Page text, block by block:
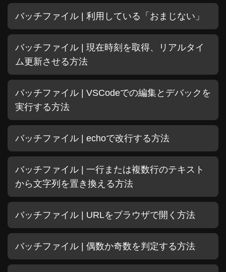
バッチファイル | 利用している「おまじない」
バッチファイル | 現在時刻を取得、リアルタイ
ム更新させる方法
バッチファイル | VSCodeでの編集とデバックを
実行する方法
バッチファイル | echoで改行する方法
バッチファイル | 一行または複数行のテキスト
から文字列を置き換える方法
バッチファイル | URLをブラウザで開く方法
バッチファイル | 偶数か奇数を判定する方法